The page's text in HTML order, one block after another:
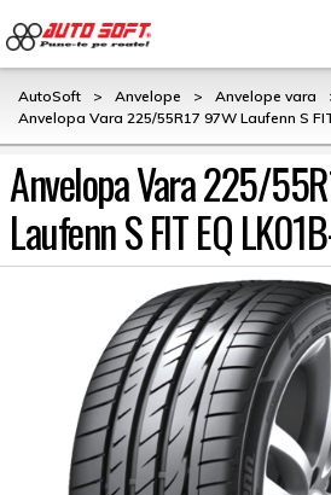
AutoSoft > Anvelope > Anvelope vara
Anvelopa Vara 225/55R17 97W Laufenn S
Anvelopa Vara 225/
Laufenn S FIT EQ